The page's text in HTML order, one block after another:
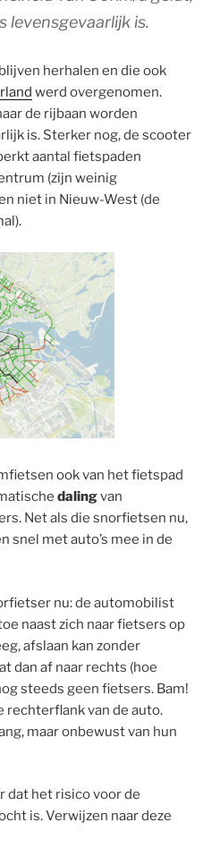
levensgevaarlijk is.
herhalen en die ook
werd overgenomen.
de rijbaan worden
is. Sterker nog, de scooter
aantal fietspaden
(zijn weinig
niet in Nieuw-West (de
ook van het fietspad
dalingvan
Net als die snorfietsen nu,
snel met auto’s mee in de
nu: de automobilist
naast zich naar fietsers op
afslaan kan zonder
dan af naar rechts (hoe
steeds geen fietsers. Bam!
rechterflank van de auto.
maar onbewust van hun
dat het risico voor de
is. Verwijzen naar deze